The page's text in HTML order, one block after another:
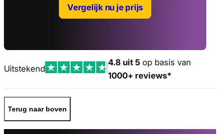
Vergelijk nu je prijs
Uitstekend
4.8 uit 5 op basis van
1000+ reviews*
Terug naar boven